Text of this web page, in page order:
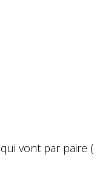
vont par paire